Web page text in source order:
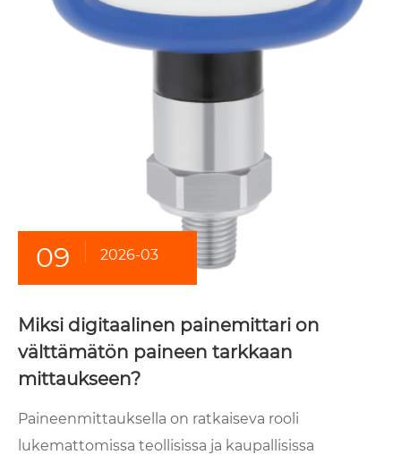
09 2026-03
Miksi digitaalinen painemittari on
välttämätön paineen tarkkaan
mittaukseen?
Paineenmittauksella on ratkaiseva rooli
lukemattomissa teollisissa ja kaupallisissa